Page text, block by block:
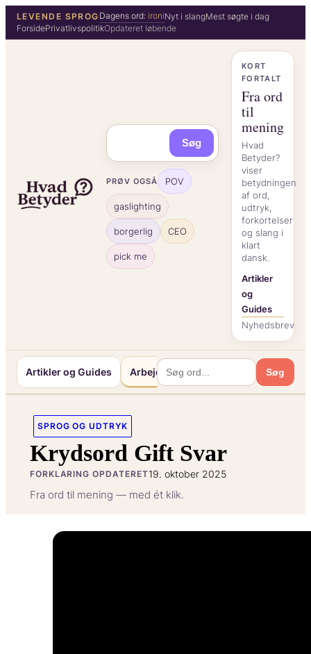
Spring
LEVENDE SPROG Dagens ord: ironiNyt i slangMest søgte i dag
ForsidePrivatlivspolitikOpdateret løbende
Søg
PRØV OGSÅ POV
gaslighting
borgerlig CEO
pick me
KORT
FORTALT
Fra ord
til
mening
Hvad
Betyder?
viser
betydningen
af ord,
udtryk,
forkortelser
og slang i
klart
dansk.
Artikler
og
Guides
Nyhedsbrev
Artikler og Guides Arbejde og Karriereliv Søg
SPROG OG UDTRYK
Krydsord Gift Svar
FORKLARING OPDATERET19. oktober 2025
Fra ord til mening — med ét klik.